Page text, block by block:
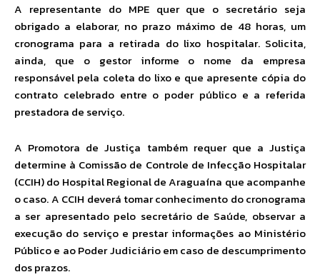
A representante do MPE quer que o secretário seja
obrigado a elaborar, no prazo máximo de 48 horas, um
cronograma para a retirada do lixo hospitalar. Solicita,
ainda, que o gestor informe o nome da empresa
responsável pela coleta do lixo e que apresente cópia do
contrato celebrado entre o poder público e a referida
prestadora de serviço.
A Promotora de Justiça também requer que a Justiça
determine à Comissão de Controle de Infecção Hospitalar
(CCIH) do Hospital Regional de Araguaína que acompanhe
o caso. A CCIH deverá tomar conhecimento do cronograma
a ser apresentado pelo secretário de Saúde, observar a
execução do serviço e prestar informações ao Ministério
Público e ao Poder Judiciário em caso de descumprimento
dos prazos.